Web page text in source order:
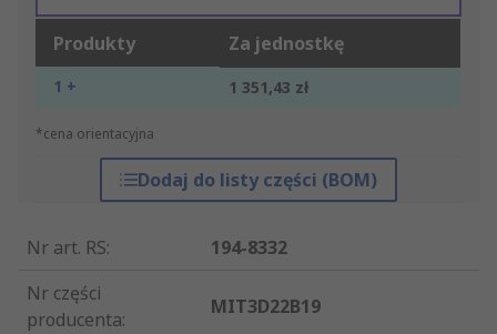
Produkty Za jednostkę
1 + 1 351,43 zł
*cena orientacyjna
Dodaj do listy części (BOM)
Nr art. RS:
194-8332
Nr części
producenta:
MIT3D22B19